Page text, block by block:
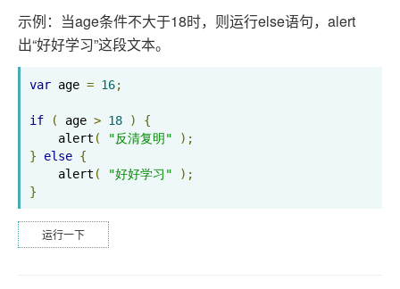
示例：当age条件不大于18时，则运行else语句，alert
出“好好学习”这段文本。
var age = 16;
if ( age > 18 )
{
    alert
( "反清复明"
);
}
else {
    alert
( "好好学习"
);
}
运行一下